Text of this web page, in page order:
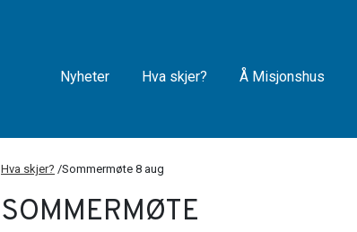
Nyheter Hva skjer? Å Misjonshus
Hva skjer? /Sommermøte 8 aug
SOMMERMØTE